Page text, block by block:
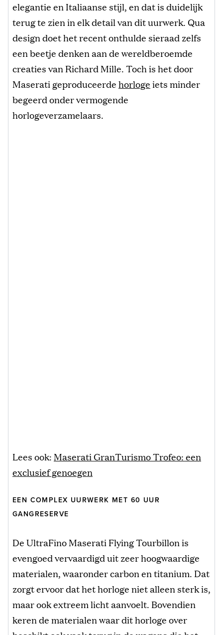
elegantie en Italiaanse stijl, en dat is duidelijk
terug te zien in elk detail van dit uurwerk. Qua
design doet het recent onthulde sieraad zelfs
een beetje denken aan de wereldberoemde
creaties van Richard Mille. Toch is het door
Maserati geproduceerdehorlogeiets minder
begeerd onder vermogende
horlogeverzamelaars.
Lees ook: Maserati GranTurismo Trofeo: een
exclusief genoegen
EEN COMPLEX UURWERK MET 60 UUR
GANGRESERVE
De UltraFino Maserati Flying Tourbillon is
evengoed vervaardigd uit zeer hoogwaardige
materialen, waaronder carbon en titanium. Dat
zorgt ervoor dat het horloge niet alleen sterk is,
maar ook extreem licht aanvoelt. Bovendien
keren de materialen waar dit horloge over